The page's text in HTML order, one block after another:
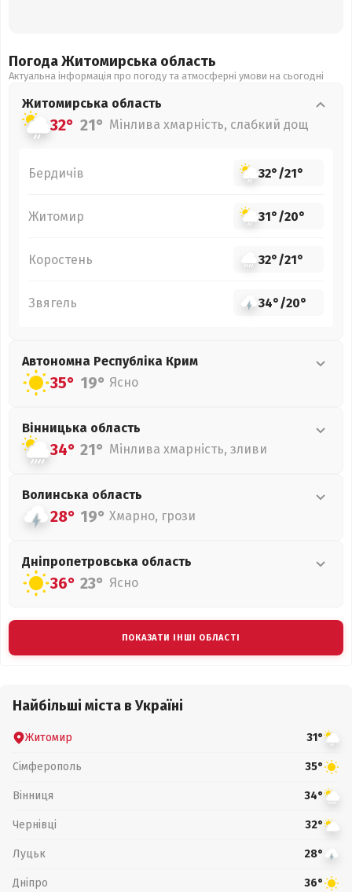
Погода Житомирська область
Актуальна інформація про погоду та атмосферні умови на сьогодні
Житомирська область
32° 21° Мінлива хмарність, слабкий дощ
Бердичів 32°/21°
Житомир 31°/20°
Коростень 32°/21°
Звягель 34°/20°
Автономна Республіка Крим
35° 19° Ясно
Вінницька область
34° 21° Мінлива хмарність, зливи
Волинська область
28° 19° Хмарно, грози
Дніпропетровська область
36° 23° Ясно
ПОКАЗАТИ ІНШІ ОБЛАСТІ
Найбільші міста в Україні
Житомир 31°
Сімферополь 35°
Вінниця 34°
Чернівці 32°
Луцьк 28°
Дніпро 36°